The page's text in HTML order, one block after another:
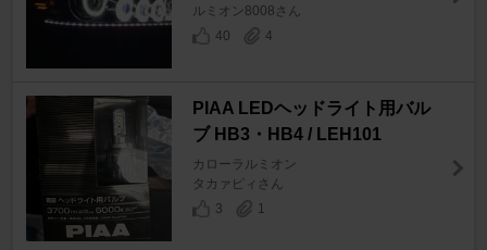
ルミオン8008さん
40
4
PIAA LEDヘッドライト用バル
ブ HB3・HB4 / LEH101
カローラルミオン
タカァピィさん
3
1